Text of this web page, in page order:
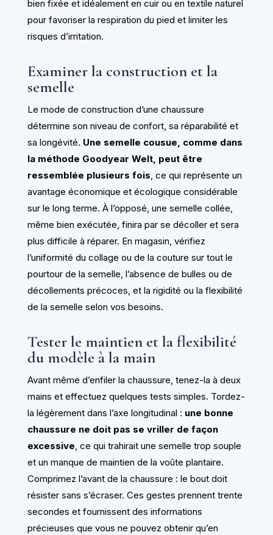
bien fixée et idéalement en cuir ou en textile naturel
pour favoriser la respiration du pied et limiter les
risques d’irritation.
Examiner la construction et la
semelle
Le mode de construction d’une chaussure
détermine son niveau de confort, sa réparabilité et
sa longévité. Une semelle cousue, comme dans
la méthode Goodyear Welt, peut être
ressemblée plusieurs fois, ce qui représente un
avantage économique et écologique considérable
sur le long terme. À l’opposé, une semelle collée,
même bien exécutée, finira par se décoller et sera
plus difficile à réparer. En magasin, vérifiez
l’uniformité du collage ou de la couture sur tout le
pourtour de la semelle, l’absence de bulles ou de
décollements précoces, et la rigidité ou la flexibilité
de la semelle selon vos besoins.
Tester le maintien et la flexibilité
du modèle à la main
Avant même d’enfiler la chaussure, tenez-la à deux
mains et effectuez quelques tests simples. Tordez-
la légèrement dans l’axe longitudinal : une bonne
chaussure ne doit pas se vriller de façon
excessive, ce qui trahirait une semelle trop souple
et un manque de maintien de la voûte plantaire.
Comprimez l’avant de la chaussure : le bout doit
résister sans s’écraser. Ces gestes prennent trente
secondes et fournissent des informations
précieuses que vous ne pouvez obtenir qu’en